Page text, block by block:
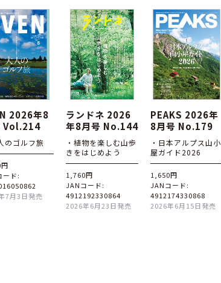
2026年8
Vol.214
のゴルフ旅
ード:
7月3日発売
ランドネ 2026
年8月号 No.144
・植物を楽しむ山歩
きをはじめよう
1,760円
JANコード:
4912192330864
2026年6月23日発売
PEAKS 2026年
8月号 No.179
・日本アルプス山小
屋ガイド2026
1,650円
JANコード:
4912174330868
2026年6月15日発売